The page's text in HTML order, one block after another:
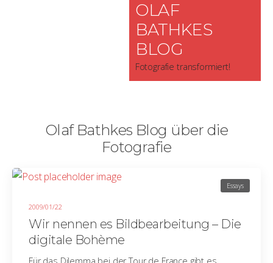
OLAF
BATHKES
BLOG
Fotografie transformiert!
Olaf Bathkes Blog über die
Fotografie
2009/01/22
Essays
Wir nennen es Bildbearbeitung – Die
digitale Bohème